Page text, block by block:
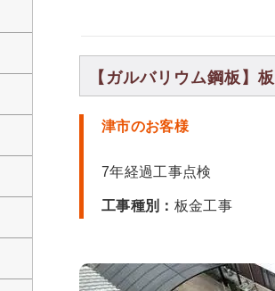
【ガルバリウム鋼板】
津市のお客様
7年経過工事点検
工事種別： 板金工事